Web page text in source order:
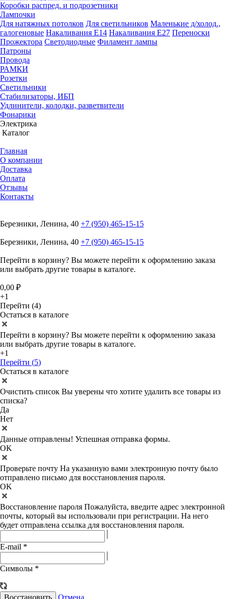
Коробки распред. и подрозетники
Лампочки
Для натяжных потолков Для светильников Маленькие д/холод.,
галогеновые Накаливания Е14 Накаливания Е27 Переноски
Прожектора Светодиодные Филамент лампы
Патроны
Провода
РАМКИ
Розетки
Светильники
Стабилизаторы, ИБП
Удлинители, колодки, разветвители
Фонарики
Электрика
Каталог
Главная
О компании
Доставка
Оплата
Отзывы
Контакты
Березники, Ленина, 40 +7 (950) 465-15-15
Березники, Ленина, 40 +7 (950) 465-15-15
Перейти в корзину? Вы можете перейти к оформлению заказа
или выбрать другие товары в каталоге.
0,00 ₽
+1
Перейти (4)
Остаться в каталоге
Перейти в корзину? Вы можете перейти к оформлению заказа
или выбрать другие товары в каталоге.
+1
Перейти (5)
Остаться в каталоге
Очистить список Вы уверены что хотите удалить все товары из
списка?
Да
Нет
Данные отправлены! Успешная отправка формы.
OK
Проверьте почту На указанную вами электронную почту было
отправлено письмо для восстановления пароля.
OK
Восстановление пароля Пожалуйста, введите адрес электронной
почты, который вы использовали при регистрации. На него
будет отправлена ссылка для восстановления пароля.
E-mail *
Символы *
Восстановить Отмена